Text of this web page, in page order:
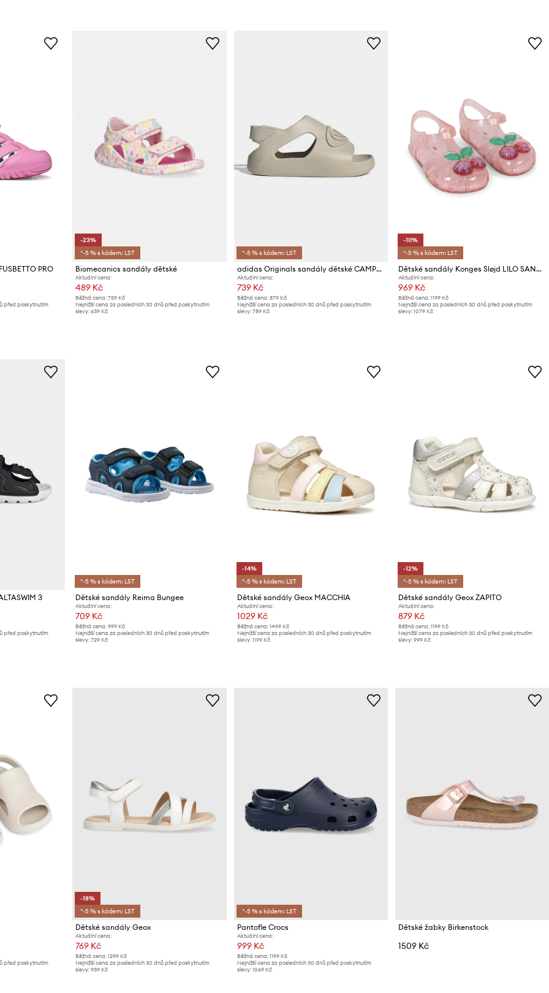
PRO
před poskytnutím
-23%
*-5 % s kódem: LST
Biomecanics sandály dětské
Aktuální cena:
489 Kč
Běžná cena: 759 Kč
Nejnižší cena za posledních 30 dnů před poskytnutím
slevy: 639 Kč
*-5 % s kódem: LST
adidas Originals sandály dětské CAMPUS 00s FOAM SLIDE
Aktuální cena:
739 Kč
Běžná cena: 879 Kč
Nejnižší cena za posledních 30 dnů před poskytnutím
slevy: 789 Kč
-10%
*-5 % s kódem: LST
Dětské sandály Konges Sløjd LILO SANDAL
Aktuální cena:
969 Kč
Běžná cena: 1199 Kč
Nejnižší cena za posledních 30 dnů před poskytnutím
slevy: 1079 Kč
3
před poskytnutím
*-5 % s kódem: LST
Dětské sandály Reima Bungee
Aktuální cena:
709 Kč
Běžná cena: 999 Kč
Nejnižší cena za posledních 30 dnů před poskytnutím
slevy: 729 Kč
-14%
*-5 % s kódem: LST
Dětské sandály Geox MACCHIA
Aktuální cena:
1029 Kč
Běžná cena: 1499 Kč
Nejnižší cena za posledních 30 dnů před poskytnutím
slevy: 1199 Kč
-12%
*-5 % s kódem: LST
Dětské sandály Geox ZAPITO
Aktuální cena:
879 Kč
Běžná cena: 1199 Kč
Nejnižší cena za posledních 30 dnů před poskytnutím
slevy: 999 Kč
před poskytnutím
-18%
*-5 % s kódem: LST
Dětské sandály Geox
Aktuální cena:
769 Kč
Běžná cena: 1299 Kč
Nejnižší cena za posledních 30 dnů před poskytnutím
slevy: 939 Kč
*-5 % s kódem: LST
Pantofle Crocs
Aktuální cena:
999 Kč
Běžná cena: 1199 Kč
Nejnižší cena za posledních 30 dnů před poskytnutím
slevy: 1069 Kč
Dětské žabky Birkenstock
1509 Kč